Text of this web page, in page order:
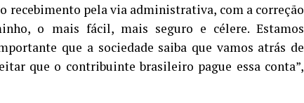
recebimento pela via administrativa, com a correção
o mais fácil, mais seguro e célere. Estamos
que a sociedade saiba que vamos atrás de
que o contribuinte brasileiro pague essa conta”,